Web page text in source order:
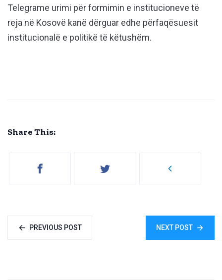
Telegrame urimi për formimin e institucioneve të
reja në Kosovë kanë dërguar edhe përfaqësuesit
institucionalë e politikë të këtushëm.
Share This:
PREVIOUS POST NEXT POST